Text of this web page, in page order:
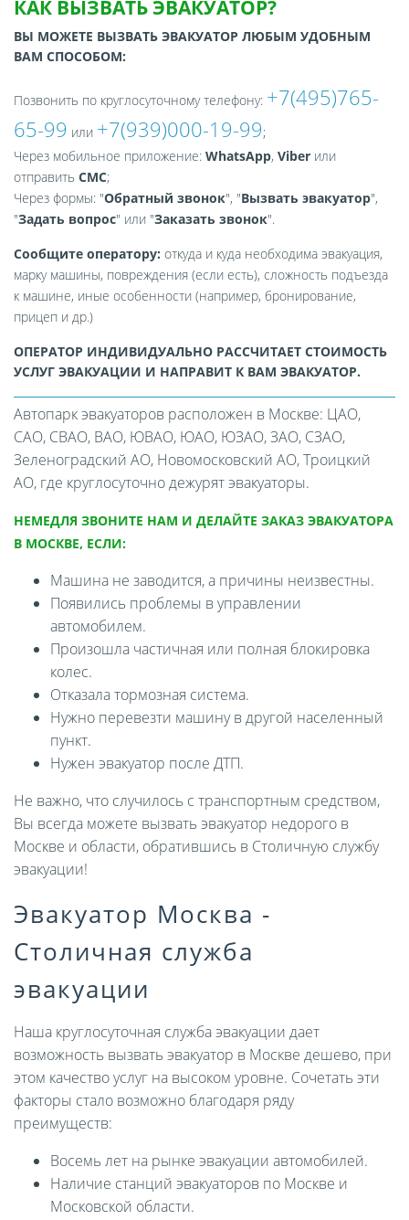
КАК ВЫЗВАТЬ ЭВАКУАТОР?
ВЫ МОЖЕТЕ ВЫЗВАТЬ ЭВАКУАТОР ЛЮБЫМ УДОБНЫМ
ВАМ СПОСОБОМ:
Позвонить по круглосуточному телефону: +7(495)765-
65-99 или +7(939)000-19-99;
Через мобильное приложение: WhatsApp, Viber или
отправить СМС;
Через формы: "Обратный звонок", "Вызвать эвакуатор",
"Задать вопрос" или "Заказать звонок".
Сообщите оператору: откуда и куда необходима эвакуация,
марку машины, повреждения (если есть), сложность подъезда
к машине, иные особенности (например, бронирование,
прицеп и др.)
ОПЕРАТОР ИНДИВИДУАЛЬНО РАССЧИТАЕТ СТОИМОСТЬ
УСЛУГ ЭВАКУАЦИИ И НАПРАВИТ К ВАМ ЭВАКУАТОР.
Автопарк эвакуаторов расположен в Москве: ЦАО,
САО, СВАО, ВАО, ЮВАО, ЮАО, ЮЗАО, ЗАО, СЗАО,
Зеленоградский АО, Новомосковский АО, Троицкий
АО, где круглосуточно дежурят эвакуаторы.
НЕМЕДЛЯ ЗВОНИТЕ НАМ И ДЕЛАЙТЕ ЗАКАЗ ЭВАКУАТОРА
В МОСКВЕ, ЕСЛИ:
Машина не заводится, а причины неизвестны.
Появились проблемы в управлении
автомобилем.
Произошла частичная или полная блокировка
колес.
Отказала тормозная система.
Нужно перевезти машину в другой населенный
пункт.
Нужен эвакуатор после ДТП.
Не важно, что случилось с транспортным средством,
Вы всегда можете вызвать эвакуатор недорого в
Москве и области, обратившись в Столичную службу
эвакуации!
Эвакуатор Москва -
Столичная служба
эвакуации
Наша круглосуточная служба эвакуации дает
возможность вызвать эвакуатор в Москве дешево, при
этом качество услуг на высоком уровне. Сочетать эти
факторы стало возможно благодаря ряду
преимуществ:
Восемь лет на рынке эвакуации автомобилей.
Наличие станций эвакуаторов по Москве и
Московской области.